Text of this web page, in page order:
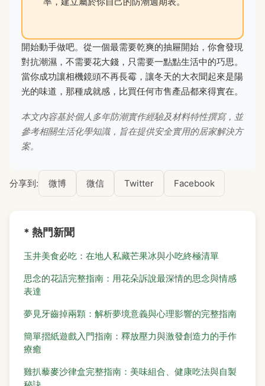
開始動手做吧。從一個最需要乾爽的抽屜開始，你會發現
對抗潮濕，不需要花大錢，只需要一點點生活中的巧思。
當你成功讓相機鏡頭不再長霉，讓冬天的大衣聞起來是陽
光的味道，那種成就感，比買任何市售產品都來得實在。
本文內容基於個人多年防潮實作經驗及材料特性撰寫，並
參考相關生活化學知識，旨在提供安全實用的居家解決方
案。
分享到: 微博 微信 Twitter Facebook
* 熱門新聞
玉井美食必吃：在地人私藏芒果冰與小吃終極清單
思念的花語完整指南：用花朵訴說最深情的思念與情感
表達
夢見牙齒掉兩顆：解析夢境意義與心理影響的完整指南
簡單摺紙遊戲入門指南：釋放壓力與激發創造力的手作
療癒
雞扒藜麥沙律盒完整指南：美味組合、健康吃法與自製